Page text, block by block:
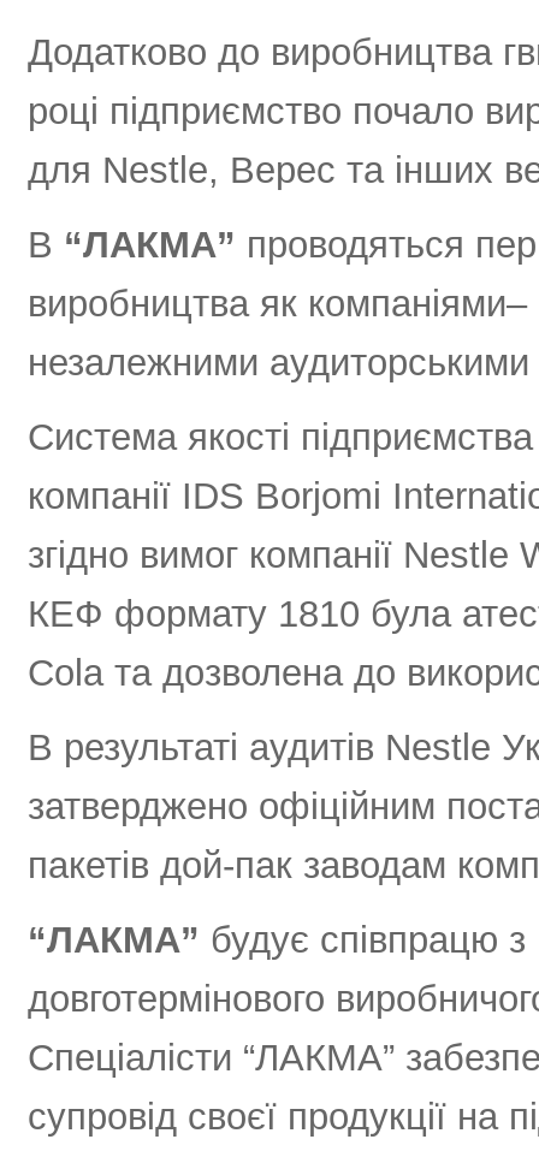
Додатково до виробництва
році підприємство почало
для Nestle, Верес та інших
В “ЛАКМА” проводяться
виробництва як компаніями–
незалежними
Система якості
компанії IDS Borjomi
згідно вимог компанії
КЕФ формату 1810 була
Cola та дозволена до
В результаті аудитів Nestle
затверджено офіційним
пакетів дой-пак заводам
“ЛАКМА” будує співпрацю
довготермінового
Спеціалісти “ЛАКМА”
супровід своєї продукції на